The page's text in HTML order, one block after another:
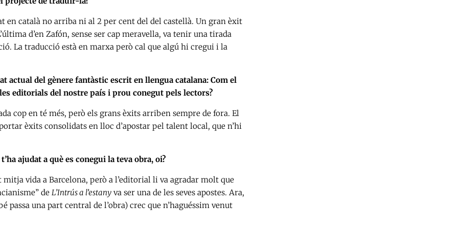
en català no arriba ni al 2 per cent del del castellà. Un gran èxit
d’en Zafón, sense ser cap meravella, va tenir una tirada
La traducció està en marxa però cal que algú hi cregui i la
actual del gènere fantàstic escrit en llengua catalana: Com el
editorials del nostre país i prou conegut pels lectors?
cop en té més, però els grans èxits arriben sempre de fora. El
èxits consolidats en lloc d’apostar pel talent local, que n’hi
ajudat a què es conegui la teva obra, oi?
vida a Barcelona, però a l’editorial li va agradar molt que
de L’Intrús a l’estany va ser una de les seves apostes. Ara,
passa una part central de l’obra) crec que n’haguéssim venut